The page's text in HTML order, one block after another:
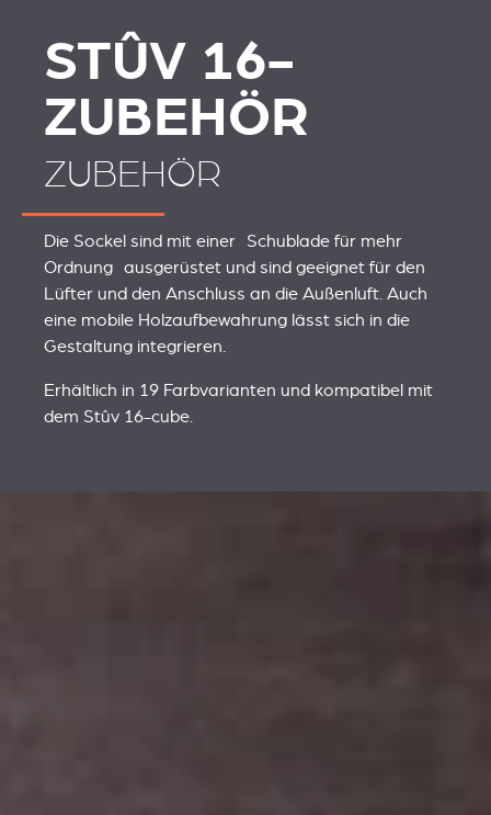
STÛV 16-
ZUBEHÖR
ZUBEHÖR
Die Sockel sind mit einer Schublade für mehr
Ordnung ausgerüstet und sind geeignet für den
Lüfter und den Anschluss an die Außenluft. Auch
eine mobile Holzaufbewahrung lässt sich in die
Gestaltung integrieren.
Erhältlich in 19 Farbvarianten und kompatibel mit
dem Stûv 16-cube.